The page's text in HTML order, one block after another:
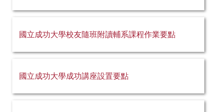
國立成功大學校友隨班附讀輔系課程作業要點
國立成功大學成功講座設置要點